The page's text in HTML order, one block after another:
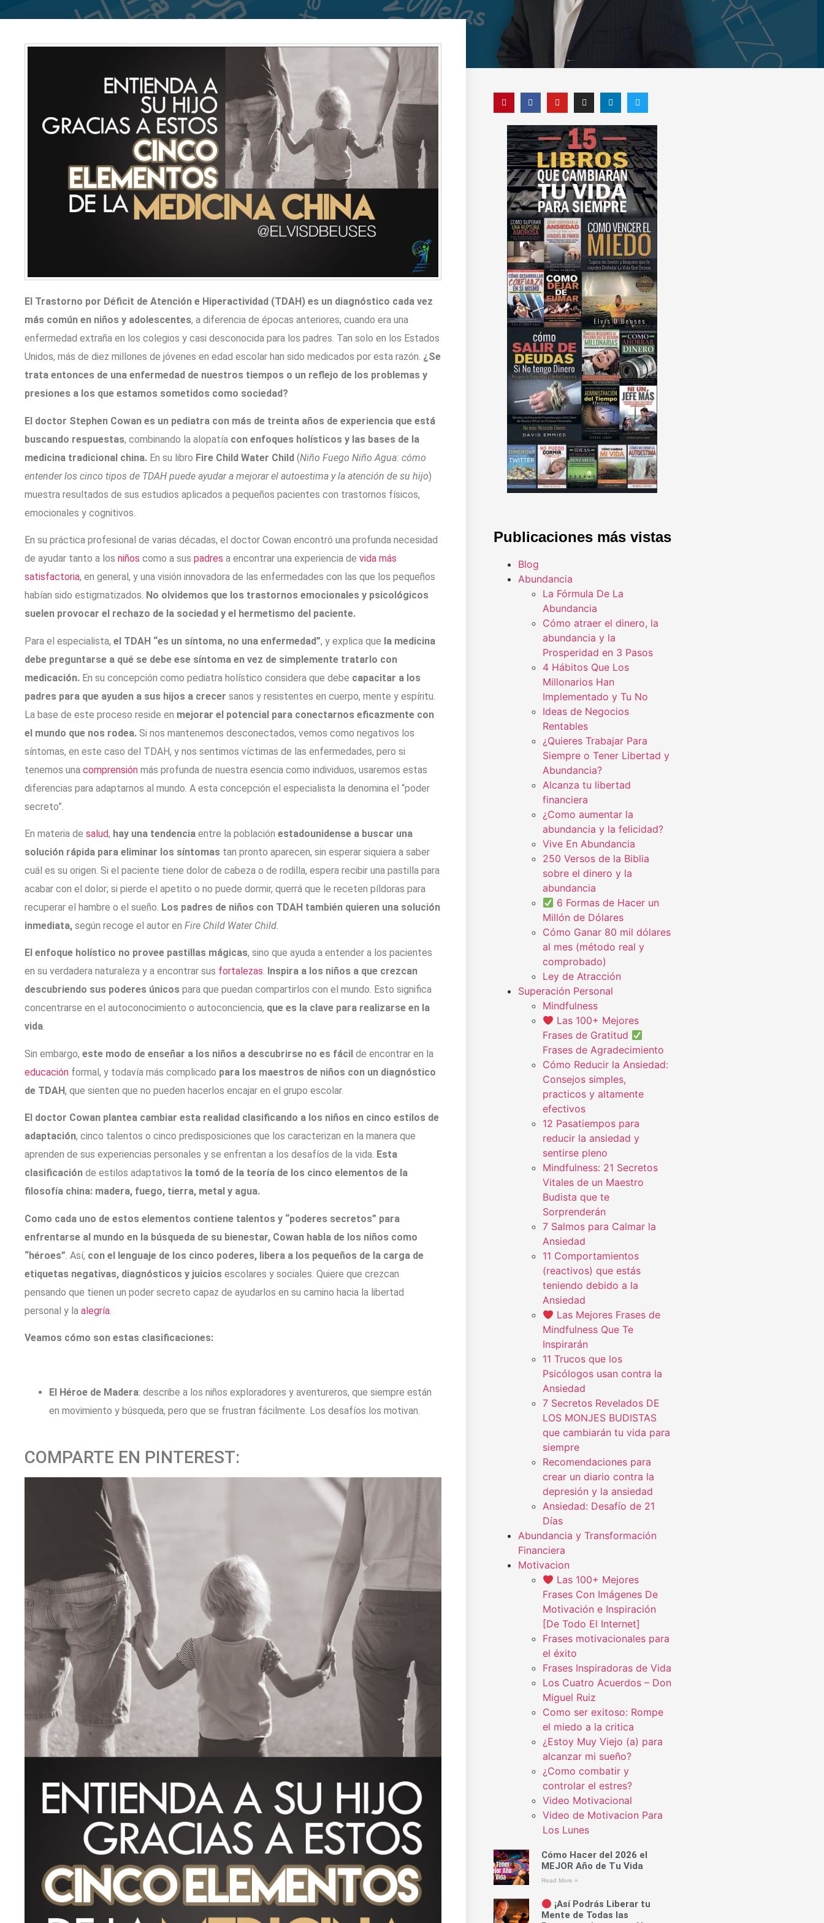
El Trastorno por Déficit de Atención e Hiperactividad (TDAH) es un diagnóstico cada vez
más común en niños y adolescentes, a diferencia de épocas anteriores, cuando era una
enfermedad extraña en los colegios y casi desconocida para los padres. Tan solo en los Estados
Unidos, más de diez millones de jóvenes en edad escolar han sido medicados por esta razón. ¿Se
trata entonces de una enfermedad de nuestros tiempos o un reflejo de los problemas y
presiones a los que estamos sometidos como sociedad?
El doctor Stephen Cowan es un pediatra con más de treinta años de experiencia que está
buscando respuestas, combinando la alopatía con enfoques holísticos y las bases de la
medicina tradicional china. En su libro Fire Child Water Child (Niño Fuego Niño Agua: cómo
entender los cinco tipos de TDAH puede ayudar a mejorar el autoestima y la atención de su hijo)
muestra resultados de sus estudios aplicados a pequeños pacientes con trastornos físicos,
emocionales y cognitivos.
En su práctica profesional de varias décadas, el doctor Cowan encontró una profunda necesidad
de ayudar tanto a los niños como a sus padres a encontrar una experiencia de vida más
satisfactoria, en general, y una visión innovadora de las enfermedades con las que los pequeños
habían sido estigmatizados. No olvidemos que los trastornos emocionales y psicológicos
suelen provocar el rechazo de la sociedad y el hermetismo del paciente.
Para el especialista, el TDAH “es un síntoma, no una enfermedad”, y explica que la medicina
debe preguntarse a qué se debe ese síntoma en vez de simplemente tratarlo con
medicación. En su concepción como pediatra holístico considera que debe capacitar a los
padres para que ayuden a sus hijos a crecer sanos y resistentes en cuerpo, mente y espíritu.
La base de este proceso reside en mejorar el potencial para conectarnos eficazmente con
el mundo que nos rodea. Si nos mantenemos desconectados, vemos como negativos los
síntomas, en este caso del TDAH, y nos sentimos víctimas de las enfermedades, pero si
tenemos una comprensión más profunda de nuestra esencia como individuos, usaremos estas
diferencias para adaptarnos al mundo. A esta concepción el especialista la denomina el “poder
secreto”.
En materia de salud, hay una tendencia entre la población estadounidense a buscar una
solución rápida para eliminar los síntomas tan pronto aparecen, sin esperar siquiera a saber
cuál es su origen. Si el paciente tiene dolor de cabeza o de rodilla, espera recibir una pastilla para
acabar con el dolor; si pierde el apetito o no puede dormir, querrá que le receten píldoras para
recuperar el hambre o el sueño. Los padres de niños con TDAH también quieren una solución
inmediata, según recoge el autor en Fire Child Water Child.
El enfoque holístico no provee pastillas mágicas, sino que ayuda a entender a los pacientes
en su verdadera naturaleza y a encontrar sus fortalezas. Inspira a los niños a que crezcan
descubriendo sus poderes únicos para que puedan compartirlos con el mundo. Esto significa
concentrarse en el autoconocimiento o autoconciencia, que es la clave para realizarse en la
vida.
Sin embargo, este modo de enseñar a los niños a descubrirse no es fácil de encontrar en la
educación formal, y todavía más complicado para los maestros de niños con un diagnóstico
de TDAH, que sienten que no pueden hacerlos encajar en el grupo escolar.
El doctor Cowan plantea cambiar esta realidad clasificando a los niños en cinco estilos de
adaptación, cinco talentos o cinco predisposiciones que los caracterizan en la manera que
aprenden de sus experiencias personales y se enfrentan a los desafíos de la vida. Esta
clasificación de estilos adaptativos la tomó de la teoría de los cinco elementos de la
filosofía china: madera, fuego, tierra, metal y agua.
Como cada uno de estos elementos contiene talentos y “poderes secretos” para
enfrentarse al mundo en la búsqueda de su bienestar, Cowan habla de los niños como
“héroes” . Así, con el lenguaje de los cinco poderes, libera a los pequeños de la carga de
etiquetas negativas, diagnósticos y juicios escolares y sociales. Quiere que crezcan
pensando que tienen un poder secreto capaz de ayudarlos en su camino hacia la libertad
personal y la alegría
Veamos cómo son estas clasificaciones:
El Héroe de Madera: describe a los niños exploradores y aventureros, que siempre están
en movimiento y búsqueda, pero que se frustran fácilmente. Los desafíos los motivan.
COMPARTE EN PINTEREST:
Publicaciones más vistas
Blog
Abundancia
La Fórmula De La
Abundancia
Cómo atraer el dinero, la
abundancia y la
Prosperidad en 3 Pasos
4 Hábitos Que Los
Millonarios Han
Implementado y Tu No
Ideas de Negocios
Rentables
¿Quieres Trabajar Para
Siempre o Tener Libertad y
Abundancia?
Alcanza tu libertad
financiera
¿Como aumentar la
abundancia y la felicidad?
Vive En Abundancia
250 Versos de la Biblia
sobre el dinero y la
abundancia
6 Formas de Hacer un
Millón de Dólares
Cómo Ganar 80 mil dólares
al mes (método real y
comprobado)
Ley de Atracción
Superación Personal
Mindfulness
Las 100+ Mejores
Frases de Gratitud
Frases de Agradecimiento
Cómo Reducir la Ansiedad:
Consejos simples,
practicos y altamente
efectivos
12 Pasatiempos para
reducir la ansiedad y
sentirse pleno
Mindfulness: 21 Secretos
Vitales de un Maestro
Budista que te
Sorprenderán
7 Salmos para Calmar la
Ansiedad
11 Comportamientos
(reactivos) que estás
teniendo debido a la
Ansiedad
Las Mejores Frases de
Mindfulness Que Te
Inspirarán
11 Trucos que los
Psicólogos usan contra la
Ansiedad
7 Secretos Revelados DE
LOS MONJES BUDISTAS
que cambiarán tu vida para
siempre
Recomendaciones para
crear un diario contra la
depresión y la ansiedad
Ansiedad: Desafío de 21
Días
Abundancia y Transformación
Financiera
Motivacion
Las 100+ Mejores
Frases Con Imágenes De
Motivación e Inspiración
[De Todo El Internet]
Frases motivacionales para
el éxito
Frases Inspiradoras de Vida
Los Cuatro Acuerdos – Don
Miguel Ruiz
Como ser exitoso: Rompe
el miedo a la critica
¿Estoy Muy Viejo (a) para
alcanzar mi sueño?
¿Como combatir y
controlar el estres?
Video Motivacional
Video de Motivacion Para
Los Lunes
Cómo Hacer del 2026 el
MEJOR Año de Tu Vida
Read More »
¡Así Podrás Liberar tu
Mente de Todas las